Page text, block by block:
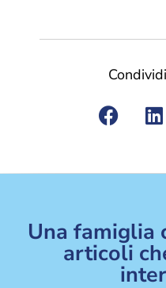
Una famiglia
articoli